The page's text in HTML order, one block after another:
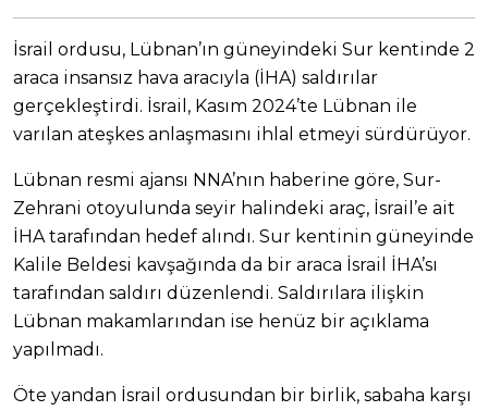
İsrail ordusu, Lübnan’ın güneyindeki Sur kentinde 2
araca insansız hava aracıyla (İHA) saldırılar
gerçekleştirdi. İsrail, Kasım 2024’te Lübnan ile
varılan ateşkes anlaşmasını ihlal etmeyi sürdürüyor.
Lübnan resmi ajansı NNA’nın haberine göre, Sur-
Zehrani otoyulunda seyir halindeki araç, İsrail’e ait
İHA tarafından hedef alındı. Sur kentinin güneyinde
Kalile Beldesi kavşağında da bir araca İsrail İHA’sı
tarafından saldırı düzenlendi. Saldırılara ilişkin
Lübnan makamlarından ise henüz bir açıklama
yapılmadı.
Öte yandan İsrail ordusundan bir birlik, sabaha karşı